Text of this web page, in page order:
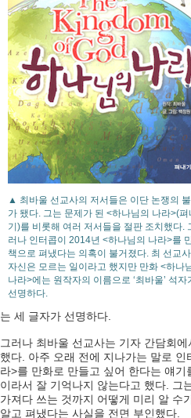
▲ 최바울 선교사의 저서들은 이단 논쟁의 불
가 됐다. 그는 문제가 된 <하나님의 나라>(펴
기)를 비롯해 여러 저서들을 절판 조치했다.
러나 인터콥이 2014년 <하나님의 나라>를
책으로 펴냈다는 의혹이 불거졌다. 최 선교
자신은 모르는 일이라고 했지만 만화 <하나
나라>에는 원작자의 이름으로 ‘최바울’ 석자
선명하다.
는 세 글자가 선명하다.
그러나 최바울 선교사는 기자 간담회
했다. 아주 오래 전에 지나가는 말로
라>를 만화로 만들고 싶어 한다는 얘
이라서 잘 기억나지 않는다고 했다. 그
가져다 쓰는 것까지 어떻게 미리 알 수
알고 펴냈다는 사실을 전면 부인했다.